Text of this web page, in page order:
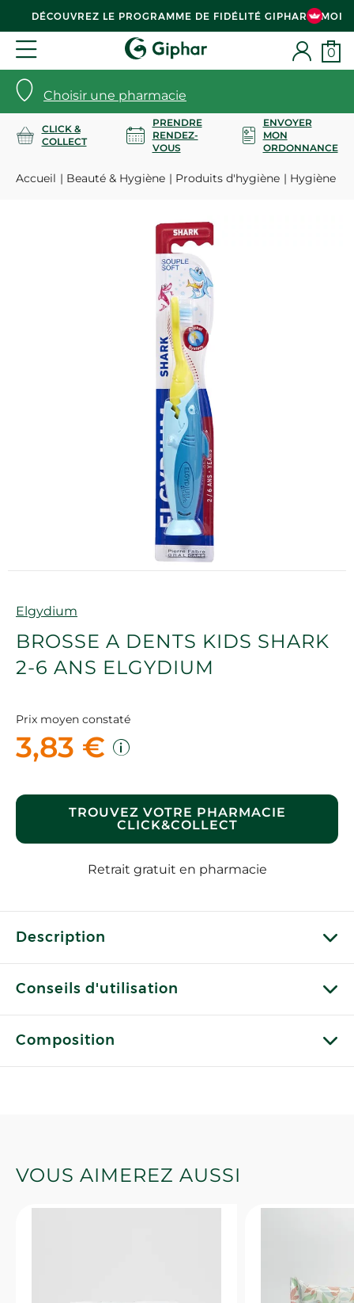
DÉCOUVREZ LE PROGRAMME DE FIDÉLITÉ GIPHAR & MOI
Choisir une pharmacie
0
CLICK &
COLLECT
PRENDRE
RENDEZ-
VOUS
ENVOYER
MON
ORDONNANCE
Accueil Beauté & Hygiène Produits d'hygiène Hygiène
Marque
Elgydium
BROSSE A DENTS KIDS SHARK
2-6 ANS ELGYDIUM
Prix moyen constaté
3,83 €
TROUVEZ VOTRE PHARMACIE
CLICK&COLLECT
Retrait gratuit en pharmacie
Description
Conseils d'utilisation
Composition
VOUS AIMEREZ AUSSI